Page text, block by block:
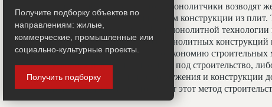
криволинейных элементов. Монолитчики возводят
использован гораздо шире, чем конструкции из
считается всесезонным. При монолитной
отделочным работам, а вес монолитных
20%, что даёт значительную экономию
условиях недостатка площади под строительство,
застройки. Монолитные сооружения и конструкции
тепловой изоляции, что делает этот метод
Получите подборку объектов по
направлениям: жилые,
коммерческие, промышленные или
социально-культурные проекты.
Получить подборку